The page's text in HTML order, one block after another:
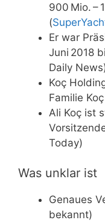
900 Mio. –
(
Er war
Juni 2018
Daily
Koç
Familie
Ali Koç ist
Today)
Was unklar ist
Genaues
bekannt)